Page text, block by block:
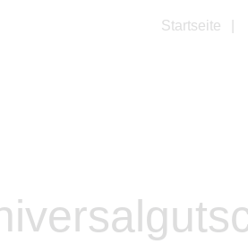
Startseite